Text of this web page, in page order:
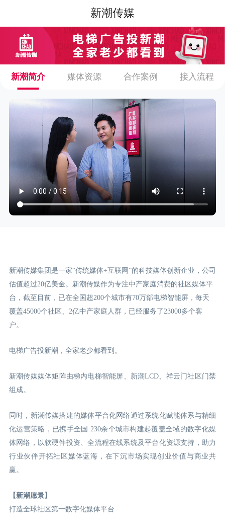
新潮传媒
新潮简介 媒体资源 合作案例 接入流程
新潮传媒集团是一家“传统媒体+互联网”的科技媒体创新企业，公司
估值超过20亿美金。新潮传媒作为专注中产家庭消费的社区媒体平
台，截至目前，已在全国超200个城市有70万部电梯智能屏，每天
覆盖45000个社区、2亿中产家庭人群，已经服务了23000多个客
户。
电梯广告投新潮，全家老少都看到。
新潮传媒媒体矩阵由梯内电梯智能屏、新潮LCD、祥云门社区门禁
组成。
同时，新潮传媒搭建的媒体平台化网络通过系统化赋能体系与精细
化运营策略，已携手全国 230余个城市构建起覆盖全域的数字化媒
体网络，以软硬件投资、全流程在线系统及平台化资源支持，助力
行业伙伴开拓社区媒体蓝海，在下沉市场实现创业价值与商业共
赢。
【新潮愿景】
打造全球社区第一数字化媒体平台